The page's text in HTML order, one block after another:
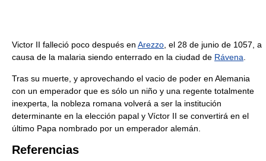
Victor II falleció poco después en Arezzo , el 28 de junio de 1057, a
causa de la malaria siendo enterrado en la ciudad de Rávena
Tras su muerte, y aprovechando el vacio de poder en Alemania
con un emperador que es sólo un niño y una regente totalmente
inexperta, la nobleza romana volverá a ser la institución
determinante en la elección papal y Víctor II se convertirá en el
último Papa nombrado por un emperador alemán.
Referencias